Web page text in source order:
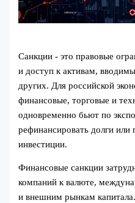
Санкции - это правовые
и доступ к активам,
других. Для российской
финансовые, торговые и
одновременно бьют по
рефинансировать долги или
инвестиции.
Финансовые санкции
компаний к валюте,
и внешним рынкам